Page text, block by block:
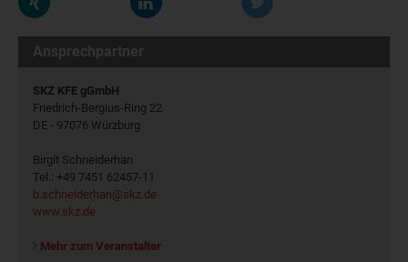
Ansprechpartner
SKZ KFE gGmbH
Friedrich-Bergius-Ring 22
DE - 97076 Würzburg
Birgit Schneiderhan
Tel.: +49 7451 62457-11
b.schneiderhan@skz.de
www.skz.de
Mehr zum Veranstalter